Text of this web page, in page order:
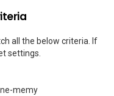
all the below criteria. If
settings.
memy